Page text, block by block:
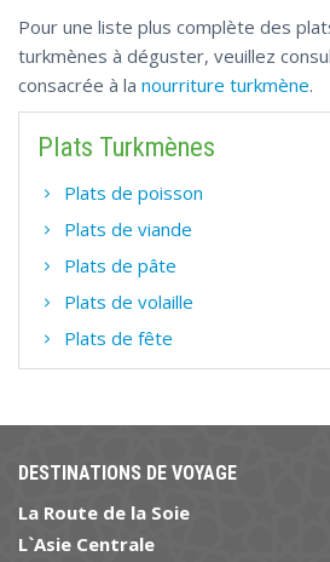
Pour une liste plus complète des
turkmènes à déguster, veuillez
consacrée à la nourriture turkmène.
Plats Turkmènes
Plats de poisson
Plats de viande
Plats de pâte
Plats de volaille
Plats de fête
DESTINATIONS DE VOYAGE
La Route de la Soie
L`Asie Centrale